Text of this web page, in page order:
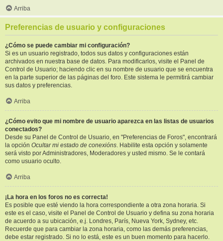
Arriba
Preferencias de usuario y configuraciones
¿Cómo se puede cambiar mi configuración?
Si es un usuario registrado, todos sus datos y configuraciones están
archivados en nuestra base de datos. Para modificarlos, visite el Panel de
Control de Usuario; haciendo clic en su nombre de usuario que se encuentra
en la parte superior de las páginas del foro. Este sistema le permitirá cambiar
sus datos y preferencias.
Arriba
¿Cómo evito que mi nombre de usuario aparezca en las listas de usuarios
conectados?
Desde su Panel de Control de Usuario, en "Preferencias de Foros", encontrará
la opción Ocultar mi estado de conexións. Habilite esta opción y solamente
será visto por Administradores, Moderadores y usted mismo. Se le contará
como usuario oculto.
Arriba
¡La hora en los foros no es correcta!
Es posible que esté viendo la hora correspondiente a otra zona horaria. Si
este es el caso, visite el Panel de Control de Usuario y defina su zona horaria
de acuerdo a su ubicación, e.j. Londres, París, Nueva York, Sydney, etc.
Recuerde que para cambiar la zona horaria, como las demás preferencias,
debe estar registrado. Si no lo está, este es un buen momento para hacerlo.